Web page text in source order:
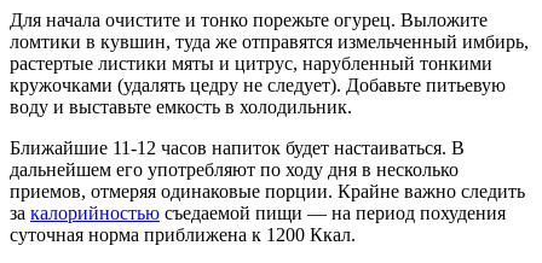
Для начала очистите и тонко порежьте огурец. Выложите
ломтики в кувшин, туда же отправятся измельченный имбирь,
растертые листики мяты и цитрус, нарубленный тонкими
кружочками (удалять цедру не следует). Добавьте питьевую
воду и выставьте емкость в холодильник.
Ближайшие 11-12 часов напиток будет настаиваться. В
дальнейшем его употребляют по ходу дня в несколько
приемов, отмеряя одинаковые порции. Крайне важно следить
за калорийностью съедаемой пищи — на период похудения
суточная норма приближена к 1200 Ккал.